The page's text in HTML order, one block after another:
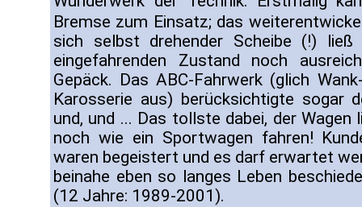
Bremse zum Einsatz; das
sich selbst drehender Scheibe (!)
eingefahrenden Zustand noch
Gepäck. Das ABC-Fahrwerk (glich
Karosserie aus) berücksichtigte sogar
und, und ... Das tollste dabei, der
noch wie ein Sportwagen fahren!
waren begeistert und es darf erwartet
beinahe eben so langes Leben
(12 Jahre: 1989-2001).